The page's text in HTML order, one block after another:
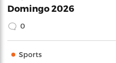
Domingo 2026
0
Sports